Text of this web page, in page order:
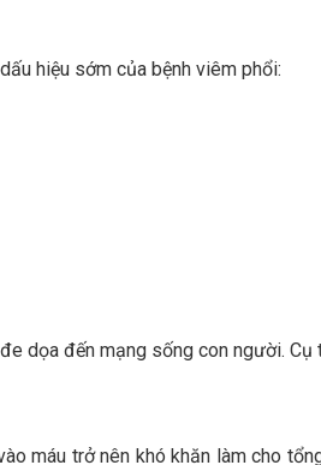
hiệu sớm của bệnh viêm phổi:
dọa đến mạng sống con người. Cụ
máu trở nên khó khăn làm cho